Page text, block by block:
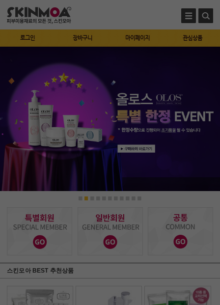
로그인 장바구니 마이페이지 관심상품
스킨모아 BEST 추천상품